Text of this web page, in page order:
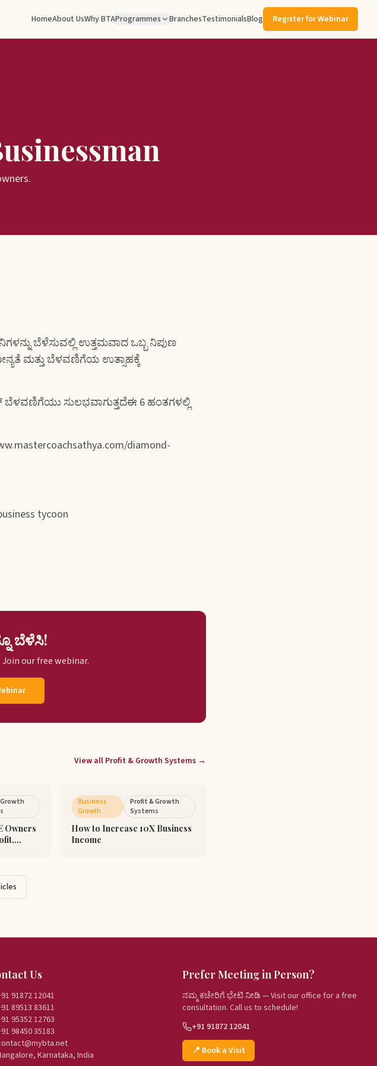
HomeAbout UsWhy BTAProgrammes BranchesTestimonialsBlog Register for Webinar
ಬೆಳೆಸುವಲ್ಲಿ ಉತ್ತಮವಾದ ಒಬ್ಬ ನಿಪುಣ
ಮತ್ತು ಬೆಳವಣಿಗೆಯ ಉತ್ಸಾಹಕ್ಕೆ
ಬೆಳವಣಿಗೆಯು ಸುಲಭವಾಗುತ್ತದೆಈ 6 ಹಂತಗಳಲ್ಲಿ
diamond-
tycoon
ಬೆಳೆಸಿ!
our free webinar.
View all Profit & Growth Systems →
Owners
Business
Growth
Profit & Growth
Systems
How to Increase 10X Business
Income
Us
91872 12041
89513 83611
95352 12763
98450 35183
Karnataka, India
Prefer Meeting in Person?
ನಮ್ಮ ಕಚೇರಿಗೆ ಭೇಟಿ ನೀಡಿ — Visit our office for a free
consultation. Call us to schedule!
+91 91872 12041
📍 Book a Visit